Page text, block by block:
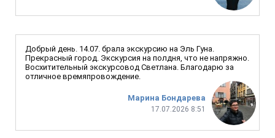
Марина Бондарева
17.07.2026 8:51
Добрый день. 14.07. брала экскурсию на Эль Гуна.
Прекрасный город. Экскурсия на полдня, что не напряжно.
Восхитительный экскурсовод Светлана. Благодарю за
отличное времяпровождение.